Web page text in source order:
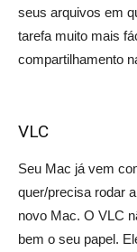
seus arquivos em
tarefa muito mais
compartilhamento
VLC
Seu Mac já vem
quer/precisa rodar
novo Mac. O VLC
bem o seu papel.